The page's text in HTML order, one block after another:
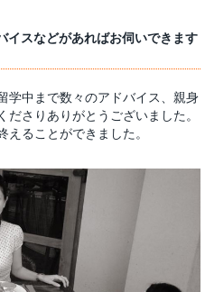
スなどがあればお伺いできます
学中まで数々のアドバイス、親身
さりありがとうございました。
ることができました。